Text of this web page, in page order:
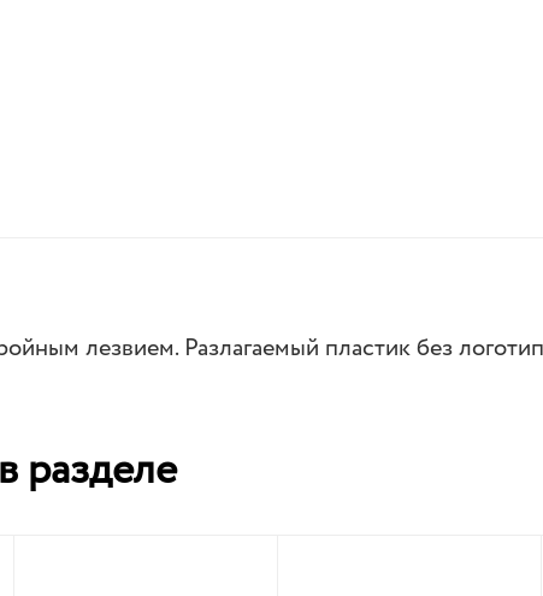
лезвием. Разлагаемый пластик без
разделе